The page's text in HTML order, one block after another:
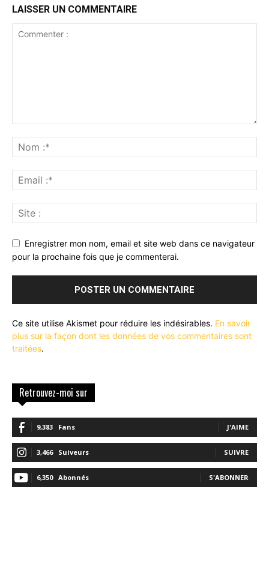
LAISSER UN COMMENTAIRE
Enregistrer mon nom, email et site web dans ce navigateur
pour la prochaine fois que je commenterai.
Ce site utilise Akismet pour réduire les indésirables. En savoir
plus sur la façon dont les données de vos commentaires sont
traitées.
Retrouvez-moi sur
9,383 Fans J'AIME
3,466 Suiveurs SUIVRE
6,350 Abonnés S'ABONNER